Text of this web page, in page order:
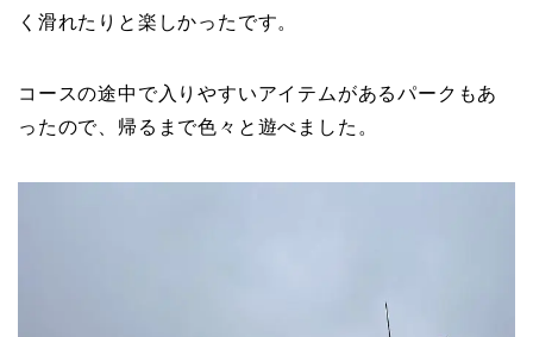
く滑れたりと楽しかったです。
コースの途中で入りやすいアイテムがあるパークもあ
ったので、帰るまで色々と遊べました。